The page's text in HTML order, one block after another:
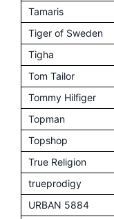
Tamaris
Tiger of Sweden
Tigha
Tom Tailor
Tommy Hilfiger
Topman
Topshop
True Religion
trueprodigy
URBAN 5884